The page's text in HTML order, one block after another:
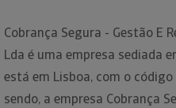
Cobrança Segura - Gestão E
Lda é uma empresa sediada
está em Lisboa, com o
sendo, a empresa Cobrança